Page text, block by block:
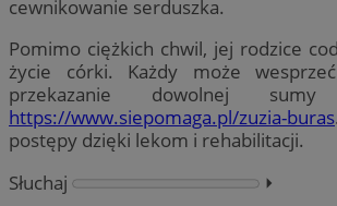
cewnikowanie serduszka.
Pomimo ciężkich chwil, jej rodzice
życie córki. Każdy może
przekazanie dowolnej
https://www.siepomaga.pl/zuzia-buras
postępy dzięki lekom i rehabilitacji.
Słuchaj
⏵︎